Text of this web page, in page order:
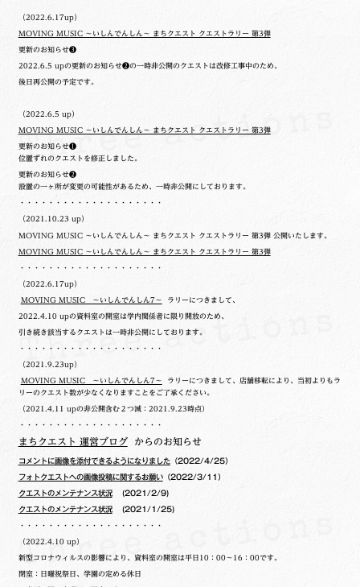
（2022.6.17up）
MOVING MUSIC ～いしんでんしん～ まちクエスト クエストラリー 第3弾
更新のお知らせ❸
2022.6.5 upの更新のお知らせ❷の一時非公開のクエストは改修工事中のため、
後日再公開の予定です。
（2022.6.5 up）
MOVING MUSIC ～いしんでんしん～ まちクエスト クエストラリー 第3弾
更新のお知らせ❶
位置ずれのクエストを修正しました。
更新のお知らせ❷
設置の一ヶ所が変更の可能性があるため、一時非公開にしております。
・・・・・・・・・・・・・・・・・・・・
（2021.10.23 up）
MOVING MUSIC ～いしんでんしん～ まちクエスト クエストラリー 第3弾 公開いたします。
MOVING MUSIC ～いしんでんしん～ まちクエスト クエストラリー 第3弾
・・・・・・・・・・・・・・・・・・・・
（2022.6.17up）
MOVING MUSIC ～いしんでんしん7～ ラリーにつきまして、
2022.4.10 upの 資料室の開室は学内関係者に限り開放のため、
引き続き該当するクエストは一時非公開にしております。
・・・・・・・・・・・・・・・・・・・・
（2021.9.23up）
MOVING MUSIC ～いしんでんしん7～ ラリーにつきまして、店舗移転により、当初よりもラ
リーのクエスト数が少なくなりますことをご了承ください。
（2021.4.11 upの非公開含む２つ減：2021.9.23時点）
・・・・・・・・・・・・・・・・・・・・
まちクエスト 運営ブログからのお知らせ
コメントに画像を添付できるようになりました（2022/4/25）
フォトクエストへの画像投稿に関するお願い（2022/3/11）
クエストのメンテナンス状況(2021/2/9)
クエストのメンテナンス状況(2021/1/25)
・・・・・・・・・・・・・・・・・・・・
（2022.4.10 up）
新型コロナウィルスの影響により、資料室の開室は平日10：00～16：00です。
閉室：日曜祝祭日、学園の定める休日